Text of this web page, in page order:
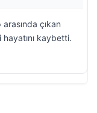
çıkan
kaybetti.